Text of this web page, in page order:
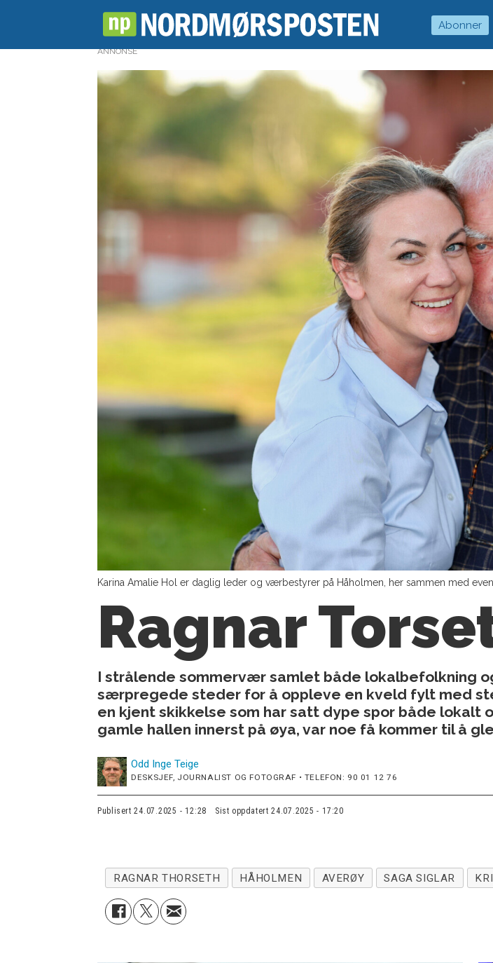
Abonner
ANNONSE
Karina Amalie Hol er daglig leder og værbestyrer på Håholmen, her sammen med
Ragnar
I strålende sommervær samlet både lokalbefolkning
særpregede steder for å oppleve en kveld fylt med
en kjent skikkelse som har satt dype spor både lokalt
gamle hallen innerst på øya, var noe få kommer til å
Odd Inge Teige
DESKSJEF, JOURNALIST OG FOTOGRAF • TELEFON: 90 01 12 76
Publisert 24.07.2025 - 12:28 Sist oppdatert 24.07.2025 - 17:20
RAGNAR THORSETH HÅHOLMEN AVERØY SAGA SIGLAR